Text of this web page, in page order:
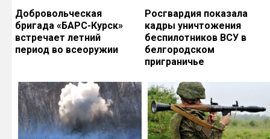
Добровольческая
бригада «БАРС-Курск»
встречает летний
период во всеоружии
Росгвардия показала
кадры уничтожения
беспилотников ВСУ в
белгородском
приграничье